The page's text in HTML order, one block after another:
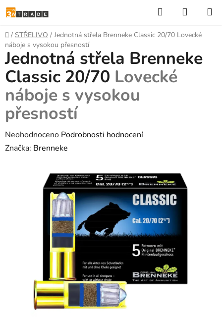
Přejít
na
obsah
Hledat
KOŠÍK
Domů
/ STŘELIVO / Jednotná střela Brenneke Classic 20/70 Lovecké
náboje s vysokou přesností
Jednotná střela Brenneke
Classic 20/70 Lovecké
náboje s vysokou
přesností
Průměrné
hodnocení
Neohodnoceno Podrobnosti hodnocení
Značka: Brenneke